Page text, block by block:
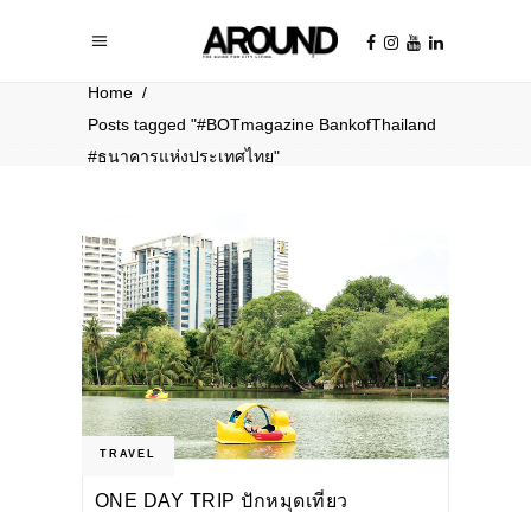
Home /
Posts tagged "#BOTmagazine BankofThailand
#ธนาคารแห่งประเทศไทย"
TRAVEL
ONE DAY TRIP ปักหมุดเที่ยว